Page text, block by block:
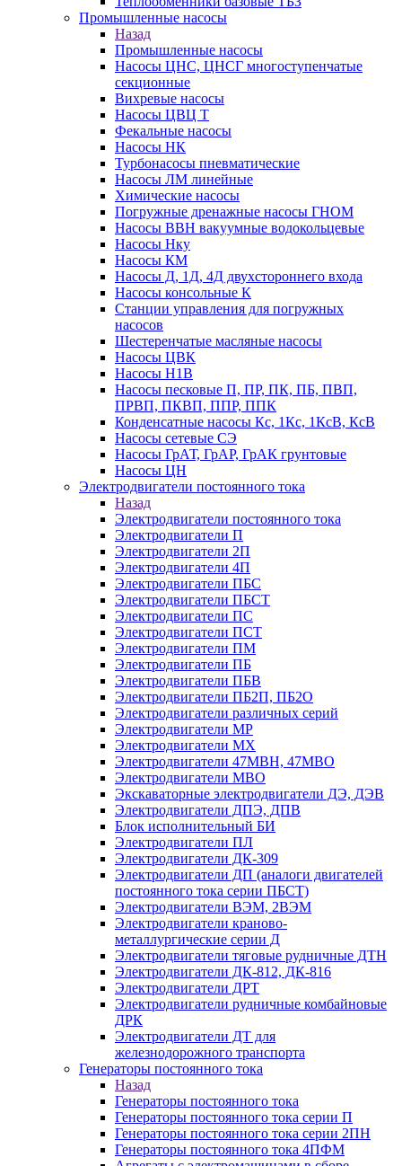
Промышленные насосы
Назад
Промышленные насосы
Насосы ЦНС, ЦНСГ многоступенчатые
секционные
Вихревые насосы
Насосы ЦВЦ Т
Фекальные насосы
Насосы НК
Турбонасосы пневматические
Насосы ЛМ линейные
Химические насосы
Погружные дренажные насосы ГНОМ
Насосы ВВН вакуумные водокольцевые
Насосы Нку
Насосы КМ
Насосы Д, 1Д, 4Д двухстороннего входа
Насосы консольные К
Станции управления для погружных
насосов
Шестеренчатые масляные насосы
Насосы ЦВК
Насосы Н1В
Насосы песковые П, ПР, ПК, ПБ, ПВП,
ПРВП, ПКВП, ППР, ППК
Конденсатные насосы Кс, 1Кс, 1КсВ, КсВ
Насосы сетевые СЭ
Насосы ГрАТ, ГрАР, ГрАК грунтовые
Насосы ЦН
Электродвигатели постоянного тока
Назад
Электродвигатели постоянного тока
Электродвигатели П
Электродвигатели 2П
Электродвигатели 4П
Электродвигатели ПБС
Электродвигатели ПБСТ
Электродвигатели ПС
Электродвигатели ПСТ
Электродвигатели ПМ
Электродвигатели ПБ
Электродвигатели ПБВ
Электродвигатели ПБ2П, ПБ2О
Электродвигатели различных серий
Электродвигатели МР
Электродвигатели MX
Электродвигатели 47MBH, 47МВО
Электродвигатели MBO
Экскаваторные электродвигатели ДЭ, ДЭВ
Электродвигатели ДПЭ, ДПВ
Блок исполнительный БИ
Электродвигатели ПЛ
Электродвигатели ДК-309
Электродвигатели ДП (аналоги двигателей
постоянного тока серии ПБСТ)
Электродвигатели ВЭМ, 2ВЭМ
Электродвигатели краново-
металлургические серии Д
Электродвигатели тяговые рудничные ДТН
Электродвигатели ДК-812, ДК-816
Электродвигатели ДРТ
Электродвигатели рудничные комбайновые
ДРК
Электродвигатели ДТ для
железнодорожного транспорта
Генераторы постоянного тока
Назад
Генераторы постоянного тока
Генераторы постоянного тока серии П
Генераторы постоянного тока серии 2ПН
Генераторы постоянного тока 4ПФМ